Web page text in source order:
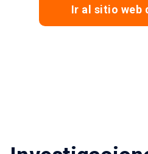
Ir al sitio web